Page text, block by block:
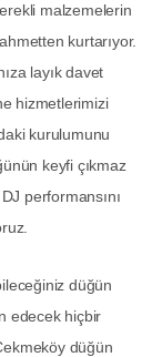
malzemelerin
kurtarıyor.
layık davet
hizmetlerimizi
kurulumunu
keyfi çıkmaz
performansını
düğün
edecek hiçbir
düğün